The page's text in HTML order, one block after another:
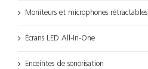
Moniteurs et microphones rétractables
Écrans LED All-In-One
Enceintes de sonorisation